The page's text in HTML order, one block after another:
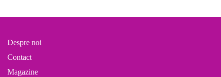
Despre noi
Contact
Magazine